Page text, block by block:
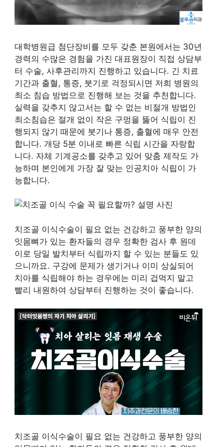
대학병원급 첨단장비를 모두 갖춘 본원에서는 30년
경력의 수많은 경험을 가진 대표원장이 직접 상담부
터 수술, 사후관리까지 진행하고 있습니다. 긴 치료
기간과 출혈, 통증, 붓기로 걱정되시면 저희 병원의
최소 침습 방법으로 진행해 보는 것을 추천합니다.
실력을 갖추지 않고서는 할 수 없는 비절개 방법인
최소침습은 절개 없이 작은 구멍을 뚫어 식립이 진
행되지 않기 때문에 붓기나 통증, 출혈에 매우 안전
합니다. 개당 5분 이내로 빠른 식립 시간을 자랑합
니다. 자체 기계공소를 갖추고 있어 맞춤 제작도 가
능하며 본인에게 가장 잘 맞는 인공치아 식립이 가
능합니다.
치조골 이식수술이 필요 없는 건강하고 풍부한 양의
잇몸뼈가 있는 환자들의 경우 정확한 검사 후 원데
이로 당일 발치부터 식립까지 할 수 있는 분들도 있
으니까요. 구강에 문제가 생기거나 이미 상실되어
치아를 식립해야 하는 경우에는 미리 겁먹지 말고
빨리 내원하여 상담부터 진행하는 것이 좋습니다.
치조골 이식수술이 필요 없는 건강하고 풍부한 양의